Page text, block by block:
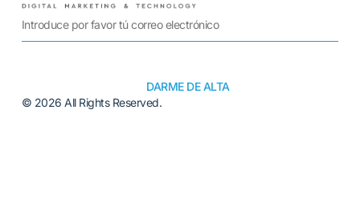
DARME DE ALTA
Alternative:
© 2026 All Rights Reserved.